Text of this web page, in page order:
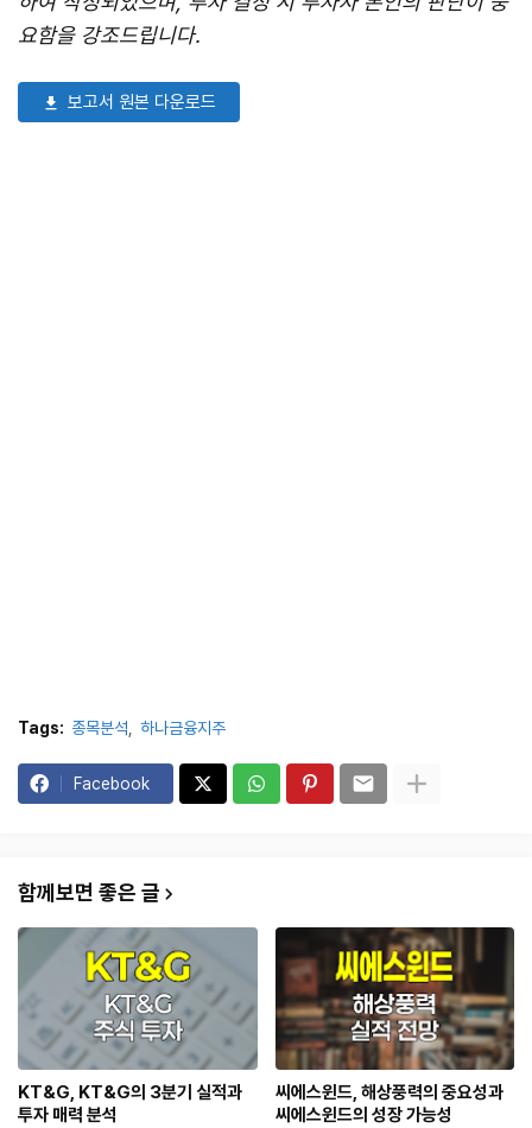
요함을 강조드립니다.
보고서 원본 다운로드
Tags: 종목분석 하나금융지주
Facebook
함께보면 좋은 글
KT&G, KT&G의 3분기 실적과
투자 매력 분석
씨에스윈드, 해상풍력의 중요성과
씨에스윈드의 성장 가능성